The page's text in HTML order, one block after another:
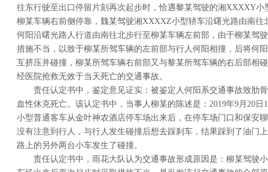
往东行驶至出口停留片刻再次起步时，恰遇黎某驾驶的湘XXXXY小
柳某车辆右前侧停靠，魏某驾驶湘XXXXZ小型轿车沿曙光路由南往
何阳沿曙光路人行道由南往北步行至柳某车辆左前部，由于柳某驾
措施不当，以致于柳某所驾车辆的左前部与行人何阳相撞，后将何
互挤压并碰撞，柳某所驾车辆右前部又与黎某所驾车辆的右后部相
经医院抢救无效于当天死亡的交通事故。
责任认定书中，鉴定意见证实：被鉴定人何阳系交通事故致肋
血性休克死亡。该认定书中，当事人柳某的陈述是：2019年9月20
小型普通客车从金叶神农酒店停车场出来后，在停车场门口和保安
没有注意到行人，与行人发生碰撞后想去踩刹车，结果踩到了油门
路上的另外两台小车发生了碰撞。
责任认定书中，雨花大队认为交通事故形成原因是：柳某驾驶